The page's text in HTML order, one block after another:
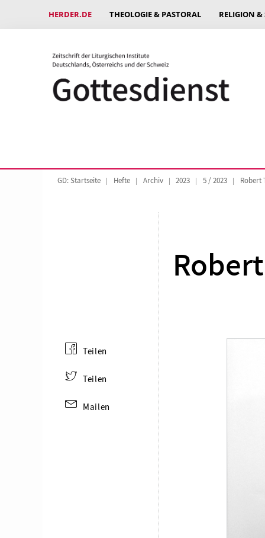
HERDER.DE THEOLOGIE & PASTORAL RELIGION
GD: Startseite Hefte Archiv 2023 5 / 2023 Robert
Teilen
Teilen
Mailen